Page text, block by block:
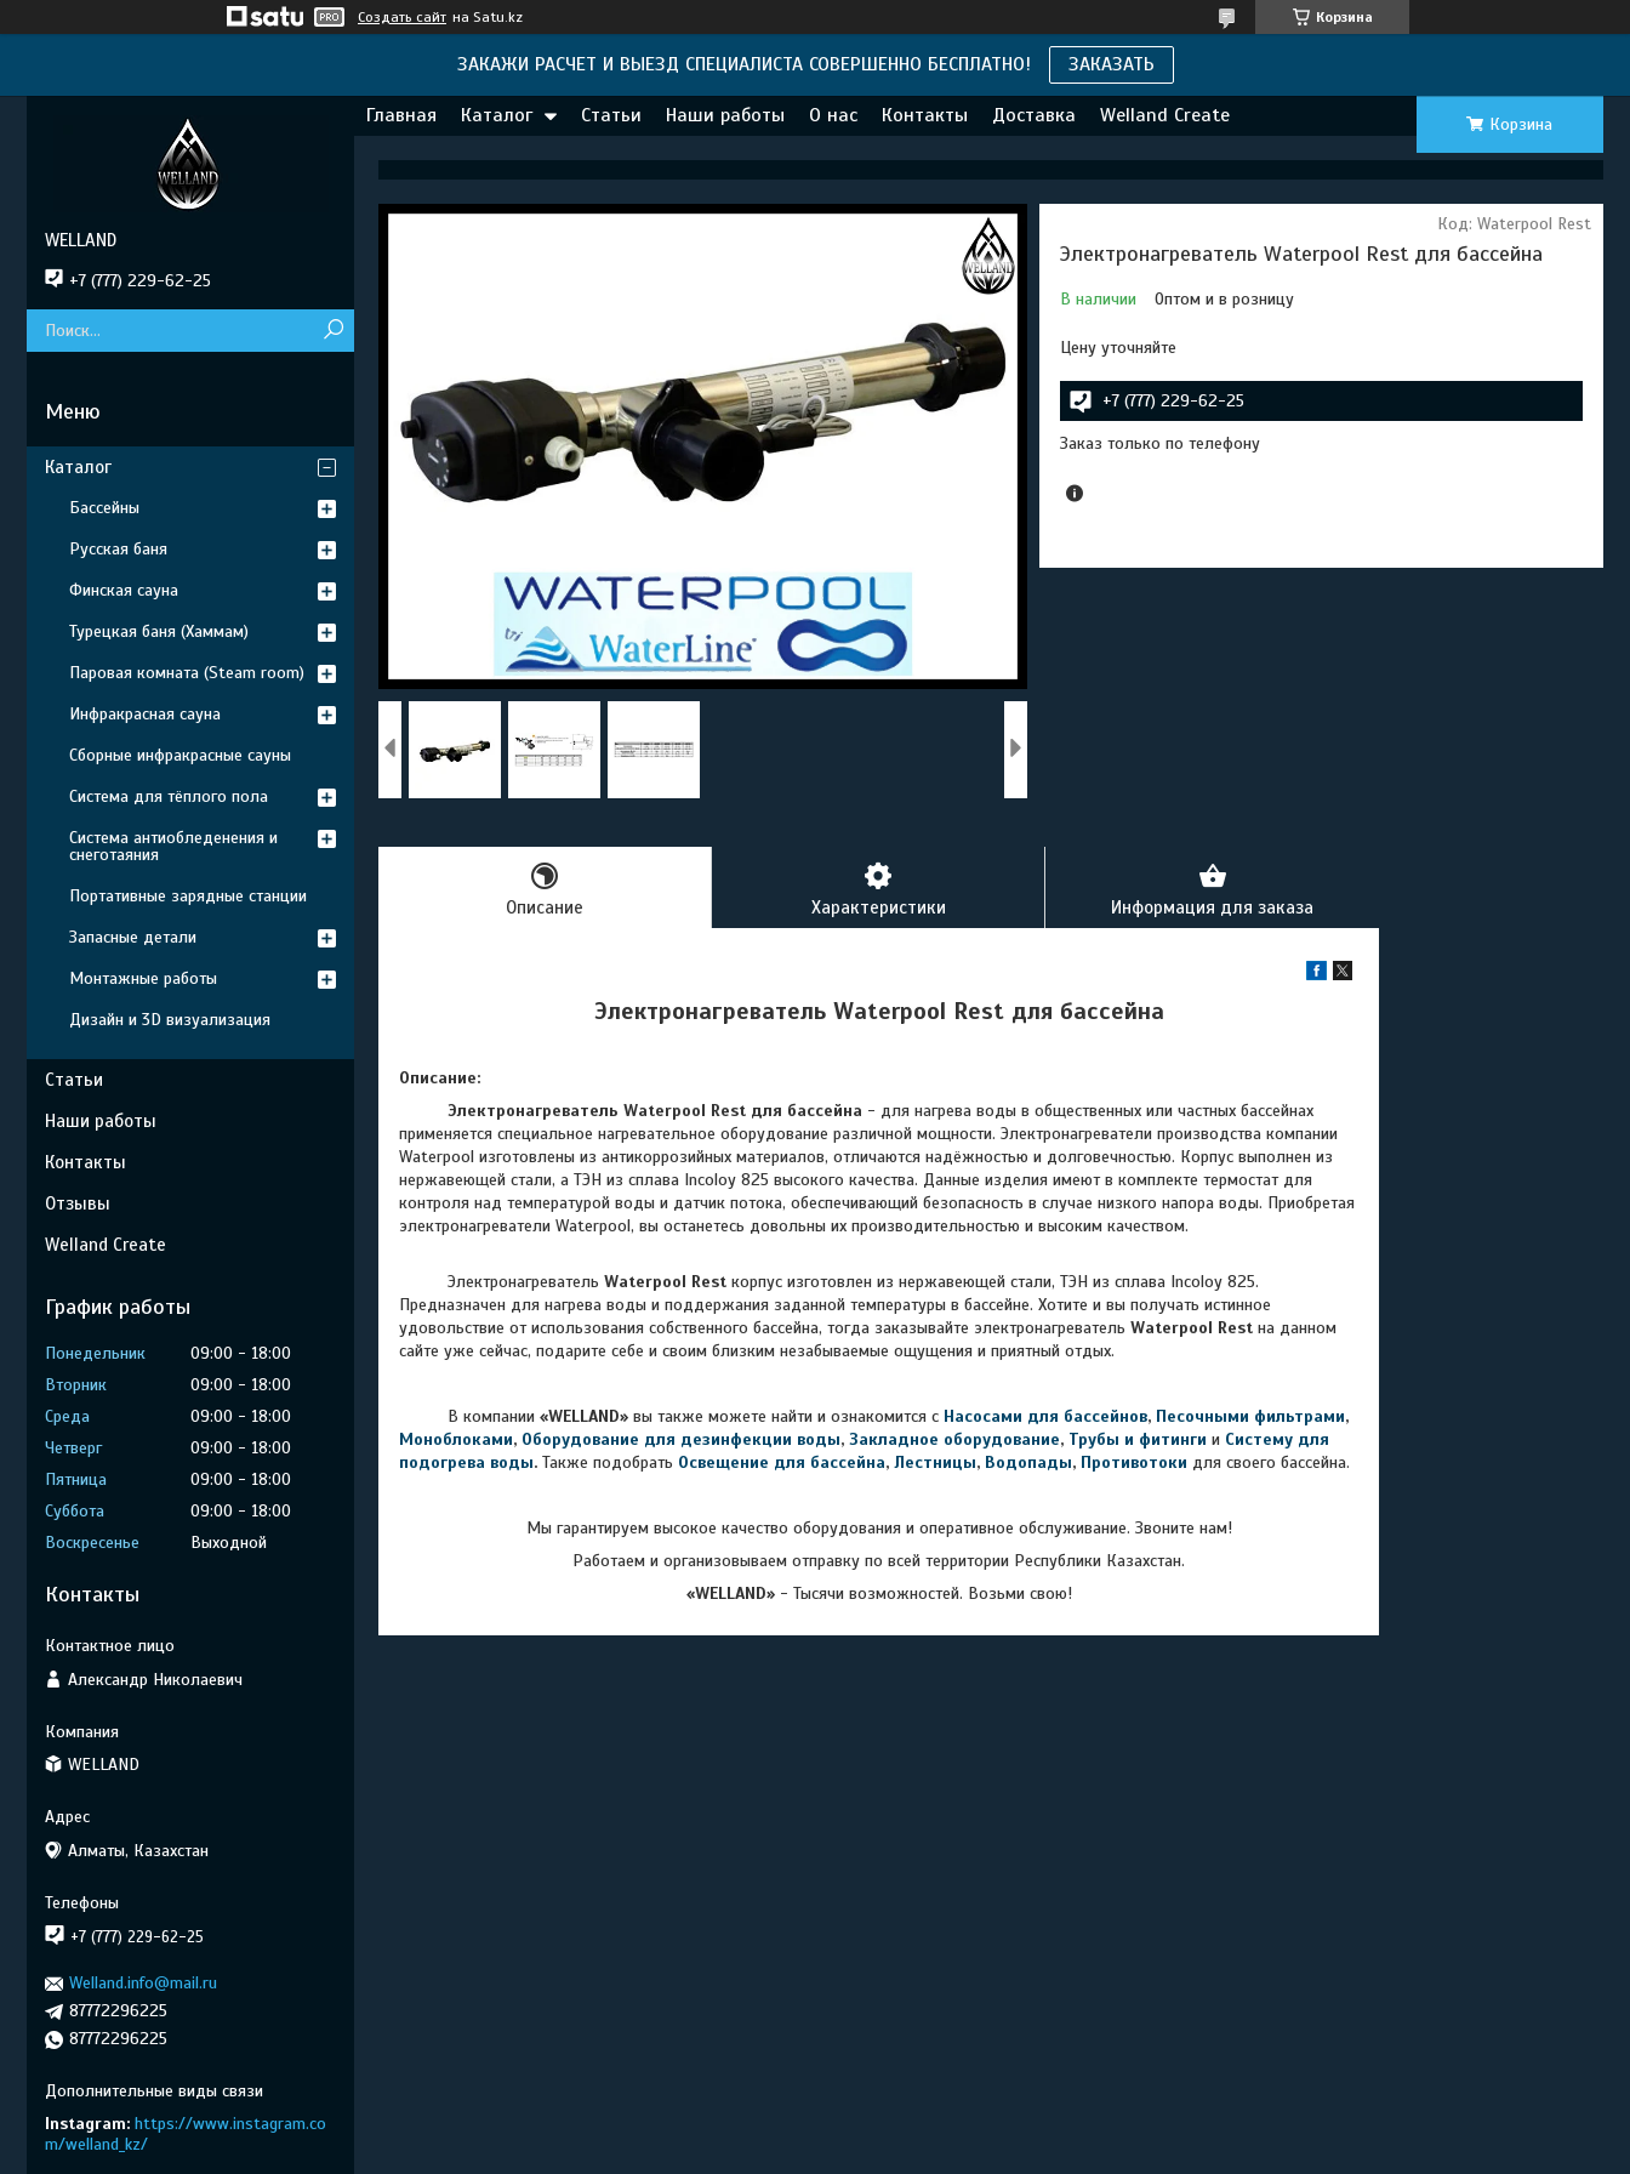
Создать сайт на Satu.kz Корзина
ЗАКАЖИ РАСЧЕТ И ВЫЕЗД СПЕЦИАЛИСТА СОВЕРШЕННО БЕСПЛАТНО! ЗАКАЗАТЬ
Главная Каталог Статьи Наши работы О нас Контакты Доставка Welland Create Корзина
Электронагреватель Waterpool Rest для бассейна
В наличии Оптом и в розницу
Код: Waterpool Rest
Цену уточняйте
+7 (777) 229-62-25
Заказ только по телефону
Описание Характеристики Информация для заказа
Электронагреватель Waterpool Rest для бассейна
Описание:
Электронагреватель Waterpool Rest для бассейна - для нагрева воды в общественных или частных бассейнах
применяется специальное нагревательное оборудование различной мощности. Электронагреватели производства компании
Waterpool изготовлены из антикоррозийных материалов, отличаются надёжностью и долговечностью. Корпус выполнен из
нержавеющей стали, а ТЭН из сплава Incoloy 825 высокого качества. Данные изделия имеют в комплекте термостат для
контроля над температурой воды и датчик потока, обеспечивающий безопасность в случае низкого напора воды. Приобретая
электронагреватели Waterpool, вы останетесь довольны их производительностью и высоким качеством.
Электронагреватель Waterpool Rest корпус изготовлен из нержавеющей стали, ТЭН из сплава Incoloy 825.
Предназначен для нагрева воды и поддержания заданной температуры в бассейне. Хотите и вы получать истинное
удовольствие от использования собственного бассейна, тогда заказывайте электронагреватель Waterpool Rest на данном
сайте уже сейчас, подарите себе и своим близким незабываемые ощущения и приятный отдых.
В компании «WELLAND» вы также можете найти и ознакомится с Насосами для бассейнов, Песочными фильтрами,
Моноблоками, Оборудование для дезинфекции воды, Закладное оборудование, Трубы и фитинги и Систему для
подогрева воды. Также подобрать Освещение для бассейна, Лестницы, Водопады, Противотоки для своего бассейна.
Мы гарантируем высокое качество оборудования и оперативное обслуживание. Звоните нам!
Работаем и организовываем отправку по всей территории Республики Казахстан.
«WELLAND»- Тысячи возможностей. Возьми свою!
WELLAND
+7 (777) 229-62-25
Каталог
Бассейны
Русская баня
Финская сауна
Турецкая баня (Хаммам)
Паровая комната (Steam room)
Инфракрасная сауна
Сборные инфракрасные сауны
Система для тёплого пола
Система антиобледенения и
снеготаяния
Портативные зарядные станции
Запасные детали
Монтажные работы
Дизайн и 3D визуализация
Статьи
Наши работы
Контакты
Отзывы
Welland Create
График работы
Понедельник 09:00
18:00
Вторник
09:00
18:00
Среда
09:00
18:00
Четверг
09:00
18:00
Пятница
09:00
18:00
Суббота
09:00
18:00
Воскресенье
Выходной
Контакты
Александр Николаевич
WELLAND
Алматы, Казахстан
+7 (777) 229-62-25
Welland.info@mail.ru
87772296225
87772296225
Instagram https://www.instagram.co
m/welland_kz/